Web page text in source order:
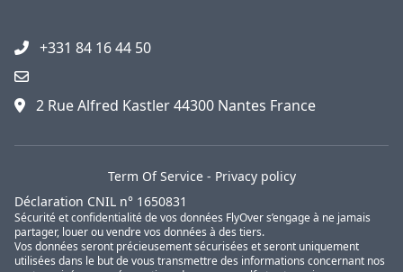
+331 84 16 44 50
2 Rue Alfred Kastler 44300 Nantes France
Term Of Service- Privacy policy
Déclaration CNIL n° 1650831
Sécurité et confidentialité de vos données FlyOver s’engage à ne jamais
partager, louer ou vendre vos données à des tiers.
Vos données seront précieusement sécurisées et seront uniquement
utilisées dans le but de vous transmettre des informations concernant nos